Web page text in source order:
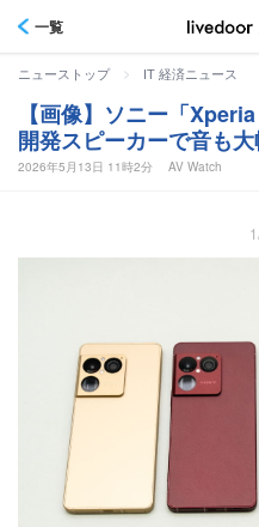
一覧
ニューストップ > IT 経済ニュース
【画像】ソニー「
開発スピーカーで音も
2026年5月13日 11時2分 AV Watch